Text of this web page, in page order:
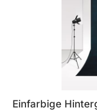
Einfarbige